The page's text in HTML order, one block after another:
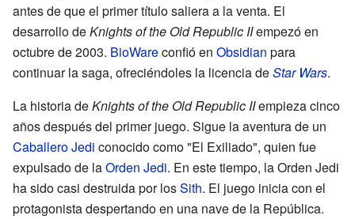
antes de que el primer título saliera a la venta. El
desarrollo deKnights of the Old Republic IIempezó en
octubre de 2003. BioWareconfió en Obsidian para
continuar la saga, ofreciéndoles la licencia deStar Wars.
La historia deKnights of the Old Republic IIempieza cinco
años después del primer juego. Sigue la aventura de un
Caballero Jedi conocido como "El Exiliado", quien fue
expulsado de laOrden Jedi. En este tiempo, la Orden Jedi
ha sido casi destruida por losSith. El juego inicia con el
protagonista despertando en una nave de la República.